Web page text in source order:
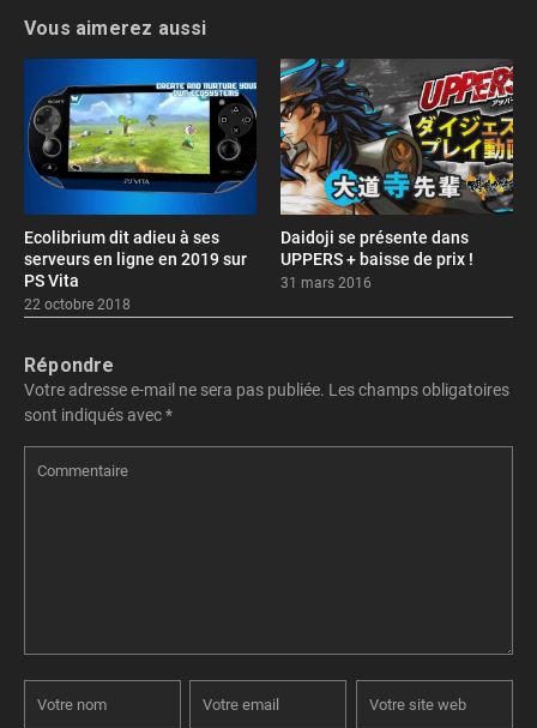
Vous aimerez aussi
Ecolibrium dit adieu à ses
serveurs en ligne en 2019 sur
PS Vita
22 octobre 2018
Daidoji se présente dans
UPPERS + baisse de prix !
31 mars 2016
Répondre
Votre adresse e-mail ne sera pas publiée. Les champs obligatoires
sont indiqués avec*